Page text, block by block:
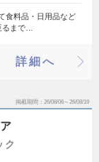
食料品・日用品など
まで…
詳細へ
掲載期間 26/08/06～26/08/19
ク